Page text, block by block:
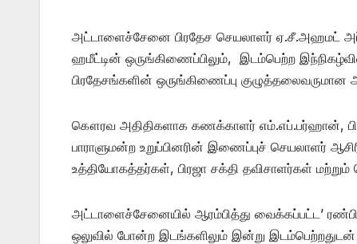
அட்டாளைச்சேனை பிரதேச செயலாளர் ஏ.சீ.அஹமட்
ஹமீட்டின் ஒருங்கிணைப்பிலும், இடம்பெற்ற
பிரதேசங்களின் ஒருங்கிணைப்பு குழுத்தலைவருமான
கௌரவ அதிதிகளாக கணக்காளர் எம்.எப்.பர்ஹான்,
பாராளுமன்ற உறுப்பினரின் இணைப்புச் செயலாளர்
உத்தியோகத்தர்கள், பிரஜா சக்தி தவிசாளர்கள்
அட்டாளைச்சேனையில் ஆரம்பித்து வைக்கப்பட்ட’
ஒலுவில் போன்ற இடங்களிலும் இன்று இடம்பெற்றதுடன்